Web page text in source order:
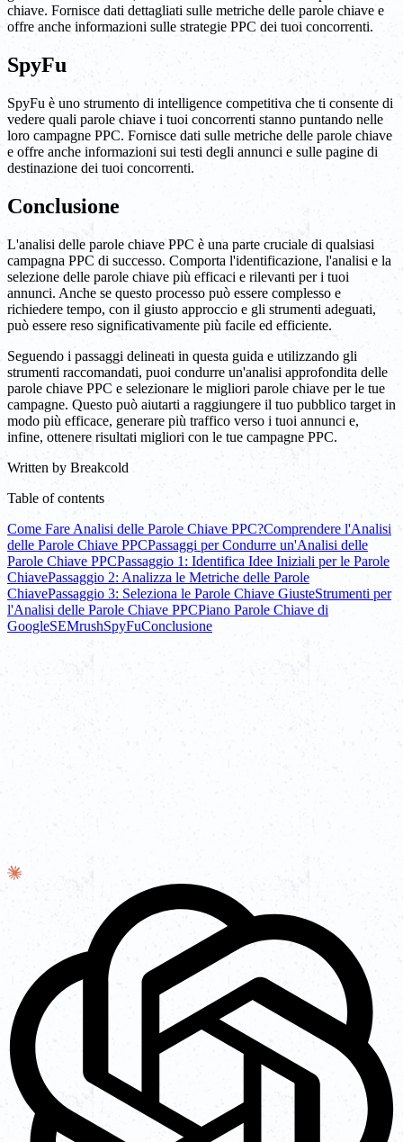
chiave. Fornisce dati dettagliati sulle metriche delle parole chiave e
offre anche informazioni sulle strategie PPC dei tuoi concorrenti.
SpyFu
SpyFu è uno strumento di intelligence competitiva che ti consente di
vedere quali parole chiave i tuoi concorrenti stanno puntando nelle
loro campagne PPC. Fornisce dati sulle metriche delle parole chiave
e offre anche informazioni sui testi degli annunci e sulle pagine di
destinazione dei tuoi concorrenti.
Conclusione
L'analisi delle parole chiave PPC è una parte cruciale di qualsiasi
campagna PPC di successo. Comporta l'identificazione, l'analisi e la
selezione delle parole chiave più efficaci e rilevanti per i tuoi
annunci. Anche se questo processo può essere complesso e
richiedere tempo, con il giusto approccio e gli strumenti adeguati,
può essere reso significativamente più facile ed efficiente.
Seguendo i passaggi delineati in questa guida e utilizzando gli
strumenti raccomandati, puoi condurre un'analisi approfondita delle
parole chiave PPC e selezionare le migliori parole chiave per le tue
campagne. Questo può aiutarti a raggiungere il tuo pubblico target in
modo più efficace, generare più traffico verso i tuoi annunci e,
infine, ottenere risultati migliori con le tue campagne PPC.
Written by Breakcold
Table of contents
Come Fare Analisi delle Parole Chiave PPC?Comprendere l'Analisi
delle Parole Chiave PPCPassaggi per Condurre un'Analisi delle
Parole Chiave PPCPassaggio 1: Identifica Idee Iniziali per le Parole
ChiavePassaggio 2: Analizza le Metriche delle Parole
ChiavePassaggio 3: Seleziona le Parole Chiave GiusteStrumenti per
l'Analisi delle Parole Chiave PPCPiano Parole Chiave di
GoogleSEMrushSpyFuConclusione